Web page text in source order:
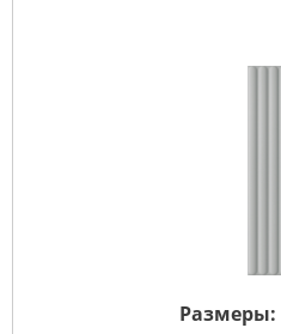
Размеры: